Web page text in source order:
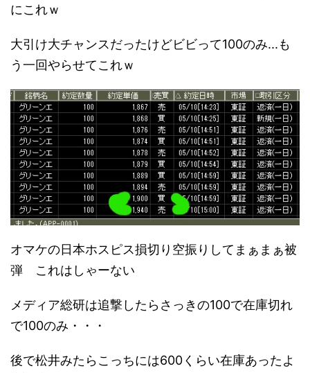
にこれｗ
大引け大チャンスだったけどビビって100のみ...も
う一回やらせてこれｗ
オマケの日本ホスピス損切り空振りしてまぁまぁ被
弾 これはしゃーない
メディア総研は追撃したらさっきの100で在庫切れ
で100のみ・・・
後で松井みたらこっちには600くらい在庫あったよ